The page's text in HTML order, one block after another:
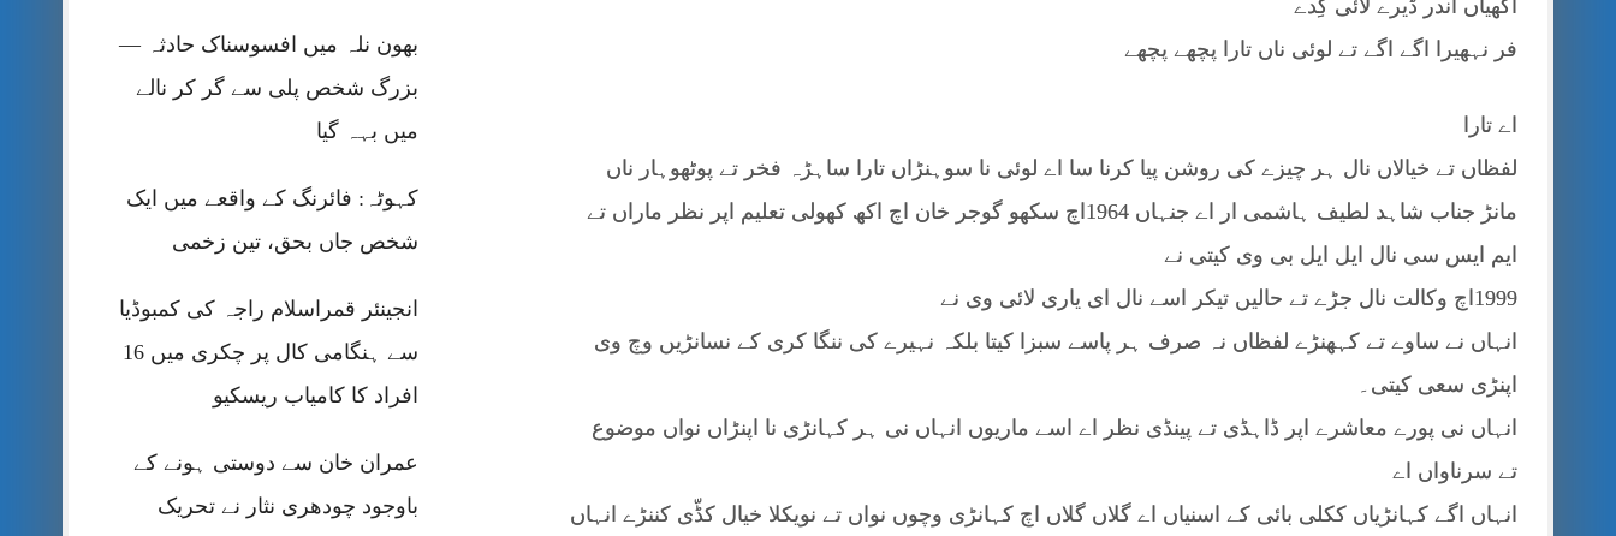
بھون نلہ میں افسوسناک حادثہ —
بزرگ شخص پلی سے گر کر نالے
میں بہہ گیا
کہوٹہ: فائرنگ کے واقعے میں ایک
شخص جاں بحق، تین زخمی
انجینئر قمراسلام راجہ کی کمبوڈیا
سے ہنگامی کال پر چکری میں 16
افراد کا کامیاب ریسکیو
عمران خان سے دوستی ہونے کے
باوجود چودھری نثار نے تحریک
اکھیاں اندر ڈیرے لائی کِدے
فر نہھیرا اگے اگے تے لوئی ناں تارا پچھے پچھے
اے تارا
لفظاں تے خیالاں نال ہر چیزے کی روشن پیا کرنا سا اے لوئی نا سوہنڑاں تارا ساہڑہ فخر تے پوٹھوہار ناں
مانڑ جناب شاہد لطیف ہاشمی ار اے جنہاں 1964اچ سکھو گوجر خان اچ اکھ کھولی تعلیم اپر نظر ماراں تے
ایم ایس سی نال ایل ایل بی وی کیتی نے
1999اچ وکالت نال جڑے تے حالیں تیکر اسے نال ای یاری لائی وی نے
انہاں نے ساوے تے کہھنڑے لفظاں نہ صرف ہر پاسے سبزا کیتا بلکہ نہیرے کی ننگا کری کے نسانڑیں وچ وی
اپنڑی سعی کیتی۔
انہاں نی پورے معاشرے اپر ڈاہڈی تے پینڈی نظر اے اسے ماریوں انہاں نی ہر کہانڑی نا اپنڑاں نواں موضوع
تے سرناواں اے
انہاں اگے کہانڑیاں ککلی بائی کے اسنیاں اے گلاں گلاں اچ کہانڑی وچوں نواں تے نویکلا خیال کڈّی کننڑے انہاں